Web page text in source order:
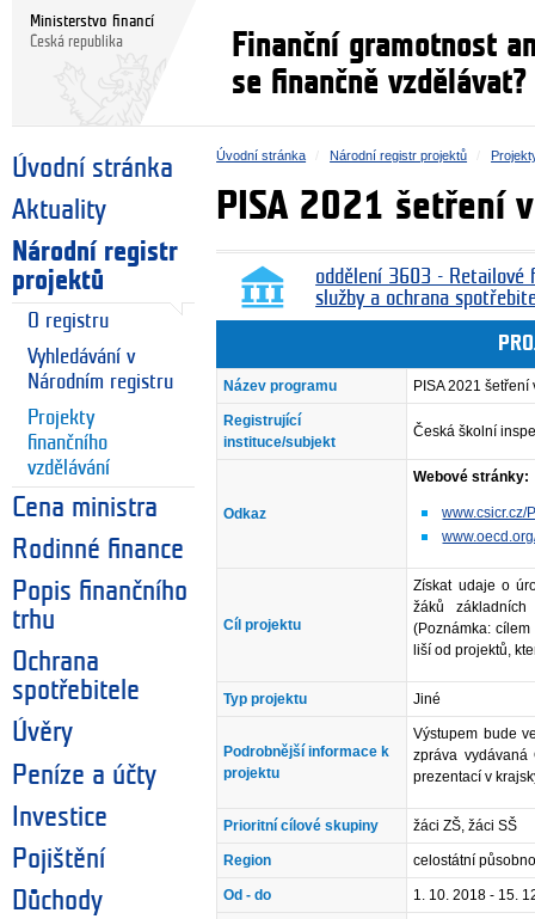
Ministerstvo financí
Česká republika
Finanční gramotnost
se finančně vzdělávat?
Úvodní stránka
Aktuality
Národní registr
projektů
O registru
Vyhledávání v
Národním registru
Projekty
finančního
vzdělávání
Cena ministra
Rodinné finance
Popis finančního
trhu
Ochrana
spotřebitele
Úvěry
Peníze a účty
Investice
Pojištění
Důchody
Úvodní stránka Národní registr projektů
PISA 2021 šetření
oddělení 3603 - Retailové
služby a ochrana
Název programu PISA 2021
Registrující
instituce/subjekt
Česká školní
Odkaz
Webové stránky:
www.csicr.cz/
Cíl projektu
Získat udaje o
žáků
(Poznámka:
liší od projektů,
Typ projektu Jiné
Podrobnější informace k
projektu
Výstupem bude
zpráva vydávaná
prezentací v
Prioritní cílové skupiny žáci ZŠ, žáci SŠ
Region celostátní
Od - do 1. 10. 2018 - 15.